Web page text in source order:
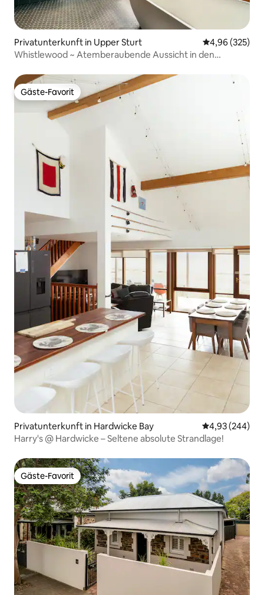
Privatunterkunft in Upper Sturt
4,96 (325)
Whistlewood ~ Atemberaubende Aussicht in den
Gäste-Favorit
Gäste-Favorit
Privatunterkunft in Hardwicke Bay
4,93 (244)
Harry's @ Hardwicke – Seltene absolute Strandlage!
Gäste-Favorit
Gäste-Favorit